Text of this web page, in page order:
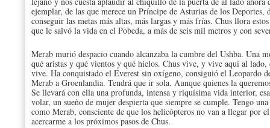
ejemplar, de las que merece un Príncipe de Asturias de los
conseguir las metas más altas, más largas y más frías. Chus llora
que le salvó la vida en el Pobeda, a más de seis mil metros y con
Merab murió despacio cuando alcanzaba la cumbre del Ushba. Una
qué aristas y qué vientos y qué hielos. Chus vive, y vive aquí al
vive. Ha conquistado el Everest sin oxígeno, consiguió el Leopardo
Merab a Groenlandia. Tendrá que ir sola. Aunque quienes la
Se llevará con ella una profunda, intensa y riquísima vida interior,
volar, un sueño de mujer despierta que siempre se cumple. Tengo
como Merab, consciente de que los helicópteros no van a llegar por
acercarme a los próximos pasos de Chus.